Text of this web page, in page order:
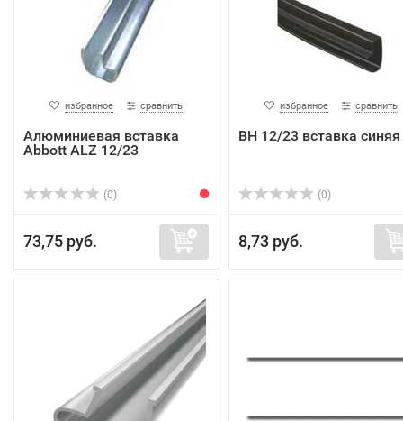
избранное сравнить
Алюминиевая вставка
Abbott ALZ 12/23
(0)
73,75 руб.
избранное сравнить
ВН 12/23 вставка синяя
(0)
8,73 руб.